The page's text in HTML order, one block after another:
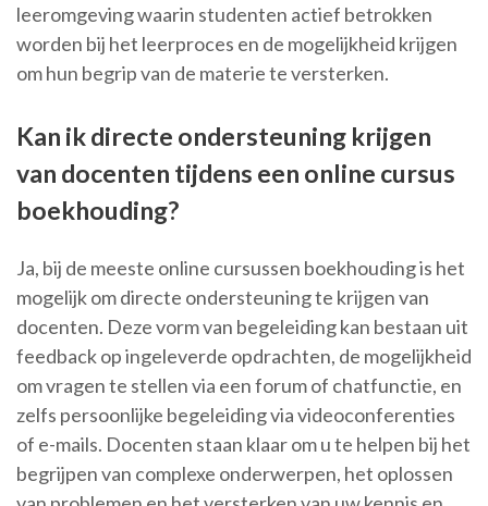
leeromgeving waarin studenten actief betrokken
worden bij het leerproces en de mogelijkheid krijgen
om hun begrip van de materie te versterken.
Kan ik directe ondersteuning krijgen
van docenten tijdens een online cursus
boekhouding?
Ja, bij de meeste online cursussen boekhouding is het
mogelijk om directe ondersteuning te krijgen van
docenten. Deze vorm van begeleiding kan bestaan uit
feedback op ingeleverde opdrachten, de mogelijkheid
om vragen te stellen via een forum of chatfunctie, en
zelfs persoonlijke begeleiding via videoconferenties
of e-mails. Docenten staan klaar om u te helpen bij het
begrijpen van complexe onderwerpen, het oplossen